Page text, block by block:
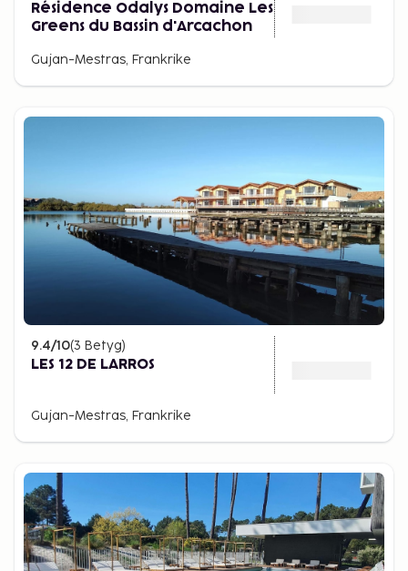
Résidence Odalys Domaine Les
Greens du Bassin d'Arcachon
Gujan-Mestras, Frankrike
9.4/10(3 Betyg)
LES 12 DE LARROS
Gujan-Mestras, Frankrike